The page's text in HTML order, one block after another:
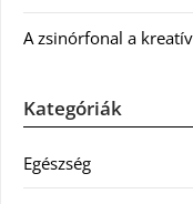
A zsinórfonal a
Kategóriák
Egészség